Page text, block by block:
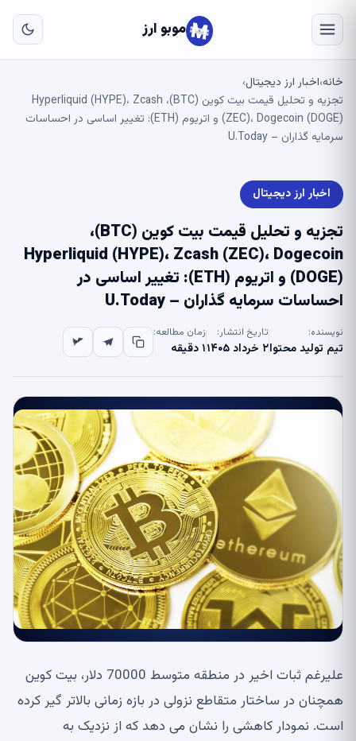
موبو ارز
خانه›اخبار ارز دیجیتال›
تجزیه و تحلیل قیمت بیت کوین (BTC)، Hyperliquid (HYPE)، Zcash
(ZEC)، Dogecoin (DOGE) و اتریوم (ETH): تغییر اساسی در احساسات
سرمایه گذاران – U.Today
اخبار ارز دیجیتال
تجزیه و تحلیل قیمت بیت کوین (BTC)،
Hyperliquid (HYPE)، Zcash (ZEC)، Dogecoin
(DOGE) و اتریوم (ETH): تغییر اساسی در
احساسات سرمایه گذاران – U.Today
نویسنده:
تیم تولید محتوا
تاریخ انتشار:
۲ خرداد ۱۴۰۵
زمان مطالعه:
۱ دقیقه
علیرغم ثبات اخیر در منطقه متوسط ​​70000 دلار، بیت کوین
همچنان در ساختار متقاطع نزولی در بازه زمانی بالاتر گیر کرده
است. نمودار کاهشی را نشان می دهد که از نزدیک به